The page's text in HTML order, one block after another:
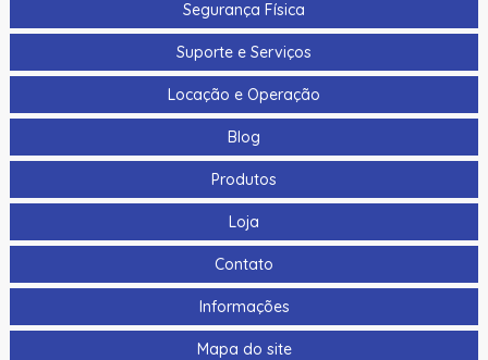
Segurança Física
Suporte e Serviços
Locação e Operação
Blog
Produtos
Loja
Contato
Informações
Mapa do site